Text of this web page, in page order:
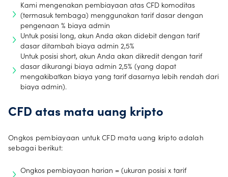
Kami mengenakan pembiayaan atas CFD komoditas
(termasuk tembaga) menggunakan tarif dasar dengan
pengenaan % biaya admin
Untuk posisi long, akun Anda akan didebit dengan tarif
dasar ditambah biaya admin 2,5%
Untuk posisi short, akun Anda akan dikredit dengan tarif
dasar dikurangi biaya admin 2,5% (yang dapat
mengakibatkan biaya yang tarif dasarnya lebih rendah dari
biaya admin).
CFD atas mata uang kripto
Ongkos pembiayaan untuk CFD mata uang kripto adalah
sebagai berikut:
Ongkos pembiayaan harian = (ukuran posisi x tarif